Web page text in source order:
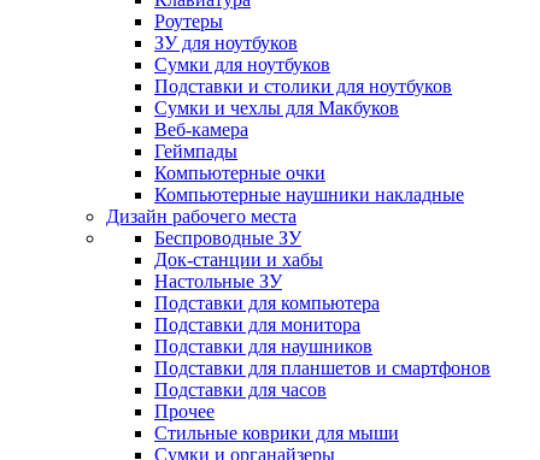
Роутеры
ЗУ для ноутбуков
Сумки для ноутбуков
Подставки и столики для ноутбуков
Сумки и чехлы для Макбуков
Веб-камера
Геймпады
Компьютерные очки
Компьютерные наушники накладные
Дизайн рабочего места
Беспроводные ЗУ
Док-станции и хабы
Настольные ЗУ
Подставки для компьютера
Подставки для монитора
Подставки для наушников
Подставки для планшетов и смартфонов
Подставки для часов
Прочее
Стильные коврики для мыши
Сумки и органайзеры